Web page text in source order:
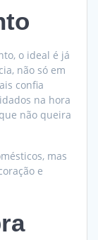
o ideal é já
não só em
confia
na hora
não queira
mas
e